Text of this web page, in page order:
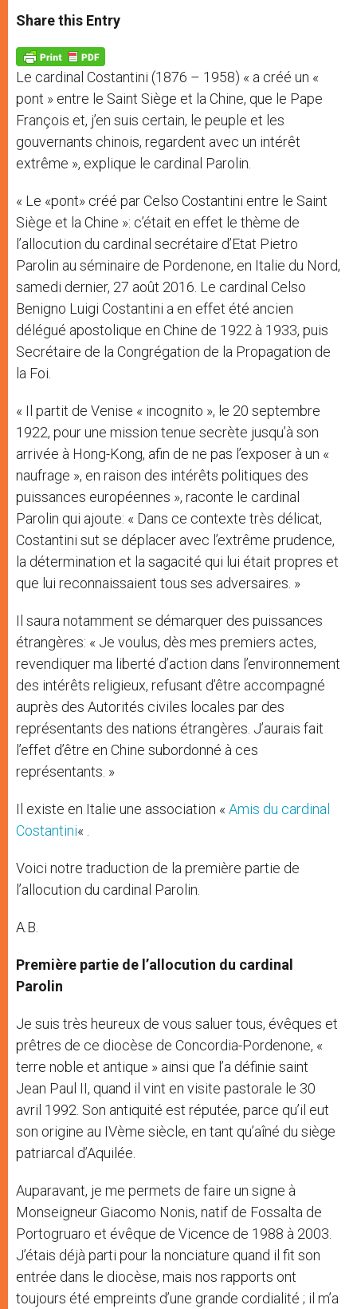
t
s
p
p
s
e
g
e
r
e
b
o
k
Share this Entry
Le cardinal Costantini (1876 – 1958) « a créé un «
pont » entre le Saint Siège et la Chine, que le Pape
François et, j’en suis certain, le peuple et les
gouvernants chinois, regardent avec un intérêt
extrême », explique le cardinal Parolin.
« Le «pont» créé par Celso Costantini entre le Saint
Siège et la Chine »: c’était en effet le thème de
l’allocution du cardinal secrétaire d’Etat Pietro
Parolin au séminaire de Pordenone, en Italie du Nord,
samedi dernier, 27 août 2016. Le cardinal Celso
Benigno Luigi Costantini a en effet été ancien
délégué apostolique en Chine de 1922 à 1933, puis
Secrétaire de la Congrégation de la Propagation de
la Foi.
« Il partit de Venise « incognito », le 20 septembre
1922, pour une mission tenue secrète jusqu’à son
arrivée à Hong-Kong, afin de ne pas l’exposer à un «
naufrage », en raison des intérêts politiques des
puissances européennes », raconte le cardinal
Parolin qui ajoute: « Dans ce contexte très délicat,
Costantini sut se déplacer avec l’extrême prudence,
la détermination et la sagacité qui lui était propres et
que lui reconnaissaient tous ses adversaires. »
Il saura notamment se démarquer des puissances
étrangères: « Je voulus, dès mes premiers actes,
revendiquer ma liberté d’action dans l’environnement
des intérêts religieux, refusant d’être accompagné
auprès des Autorités civiles locales par des
représentants des nations étrangères. J’aurais fait
l’effet d’être en Chine subordonné à ces
représentants. »
Il existe en Italie une association « Amis du cardinal
Costantini« .
Voici notre traduction de la première partie de
l’allocution du cardinal Parolin.
A.B.
Première partie de l’allocution du cardinal
Parolin
Je suis très heureux de vous saluer tous, évêques et
prêtres de ce diocèse de Concordia-Pordenone, «
terre noble et antique » ainsi que l’a définie saint
Jean Paul II, quand il vint en visite pastorale le 30
avril 1992. Son antiquité est réputée, parce qu’il eut
son origine au IVème siècle, en tant qu’aîné du siège
patriarcal d’Aquilée.
Auparavant, je me permets de faire un signe à
Monseigneur Giacomo Nonis, natif de Fossalta de
Portogruaro et évêque de Vicence de 1988 à 2003.
J’étais déjà parti pour la nonciature quand il fit son
entrée dans le diocèse, mais nos rapports ont
toujours été empreints d’une grande cordialité ; il m’a